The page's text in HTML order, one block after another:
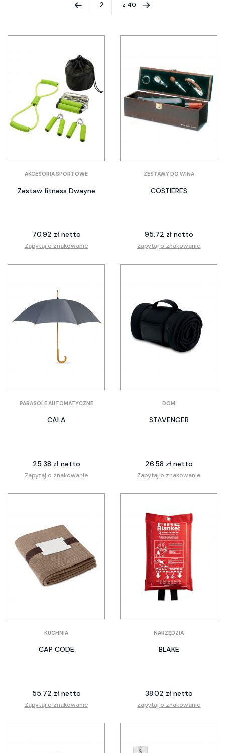
z 40
AKCESORIA SPORTOWE
Zestaw fitness Dwayne
70.92 zł netto
Zapytaj o znakowanie
ZESTAWY DO WINA
COSTIERES
95.72 zł netto
Zapytaj o znakowanie
PARASOLE AUTOMATYCZNE
CALA
25.38 zł netto
Zapytaj o znakowanie
DOM
STAVENGER
26.58 zł netto
Zapytaj o znakowanie
KUCHNIA
CAP CODE
55.72 zł netto
Zapytaj o znakowanie
NARZĘDZIA
BLAKE
38.02 zł netto
Zapytaj o znakowanie